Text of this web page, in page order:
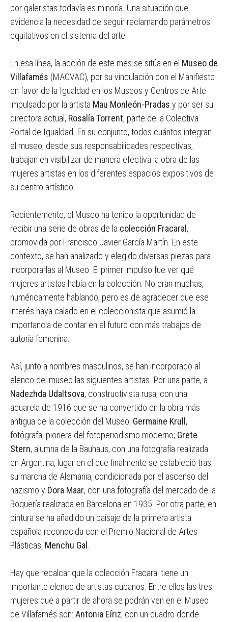
por galeristas todavía es minoría. Una situación que
evidencia la necesidad de seguir reclamando parámetros
equitativos en el sistema del arte.
En esa línea, la acción de este mes se sitúa en el Museo de
Villafamés (MACVAC), por su vinculación con el Manifiesto
en favor de la Igualdad en los Museos y Centros de Arte
impulsado por la artista Mau Monleón-Pradas y por ser su
directora actual, Rosalía Torrent, parte de la Colectiva
Portal de Igualdad. En su conjunto, todos cuántos integran
el museo, desde sus responsabilidades respectivas,
trabajan en visibilizar de manera efectiva la obra de las
mujeres artistas en los diferentes espacios expositivos de
su centro artístico.
Recientemente, el Museo ha tenido la oportunidad de
recibir una serie de obras de la colección Fracaral ,
promovida por Francisco Javier García Martín. En este
contexto, se han analizado y elegido diversas piezas para
incorporarlas al Museo. El primer impulso fue ver qué
mujeres artistas había en la colección. No eran muchas,
numéricamente hablando, pero es de agradecer que ese
interés haya calado en el coleccionista que asumió la
importancia de contar en el futuro con más trabajos de
autoría femenina.
Así, junto a nombres masculinos, se han incorporado al
elenco del museo las siguientes artistas. Por una parte, a
Nadezhda Udaltsova, constructivista rusa, con una
acuarela de 1916 que se ha convertido en la obra más
antigua de la colección del Museo; Germaine Krull ,
fotógrafa, pionera del fotoperiodismo moderno; Grete
Stern, alumna de la Bauhaus, con una fotografía realizada
en Argentina, lugar en el que finalmente se estableció tras
su marcha de Alemania, condicionada por el ascenso del
nazismo y Dora Maar, con una fotografía del mercado de la
Boquería realizada en Barcelona en 1935. Por otra parte, en
pintura se ha añadido un paisaje de la primera artista
española reconocida con el Premio Nacional de Artes
Plásticas, Menchu Gal
Hay que recalcar que la colección Fracaral tiene un
importante elenco de artistas cubanos. Entre ellos las tres
mujeres que a partir de ahora se podrán ven en el Museo
de Villafamés son: Antonia Eíriz, con un cuadro donde